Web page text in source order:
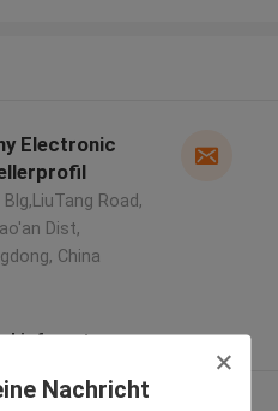
Nachricht
Electronic
Road,
Dist,
China
Lieferant
mehr an